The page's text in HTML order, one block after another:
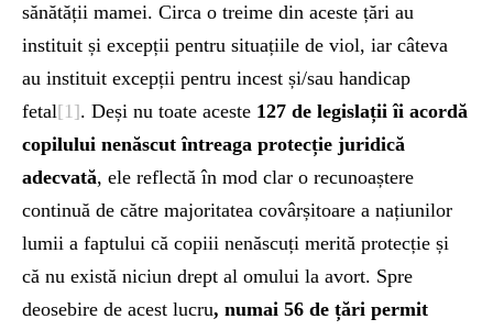
sănătății mamei. Circa o treime din aceste țări au
instituit și excepții pentru situațiile de viol, iar câteva
au instituit excepții pentru incest și/sau handicap
fetal[1]. Deși nu toate aceste 127 de legislații îi acordă
copilului nenăscut întreaga protecție juridică
adecvată, ele reflectă în mod clar o recunoaștere
continuă de către majoritatea covârșitoare a națiunilor
lumii a faptului că copiii nenăscuți merită protecție și
că nu există niciun drept al omului la avort. Spre
deosebire de acest lucru, numai 56 de țări permit